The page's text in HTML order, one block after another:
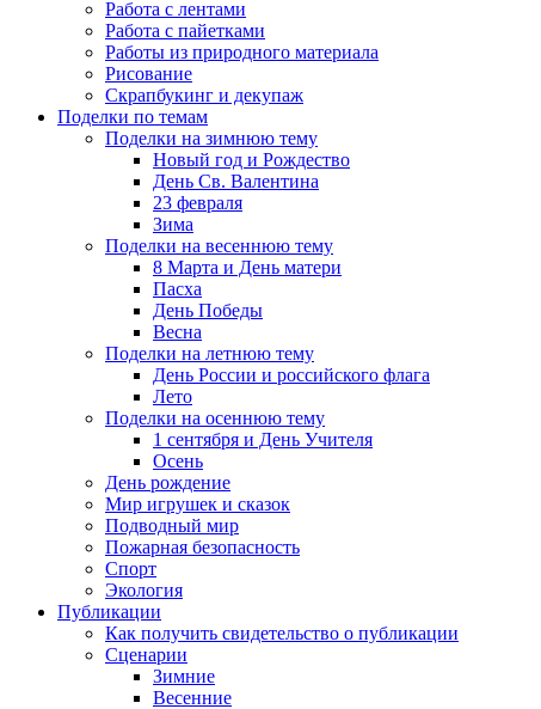
Работа с лентами
Работа с пайетками
Работы из природного материала
Рисование
Скрапбукинг и декупаж
Поделки по темам
Поделки на зимнюю тему
Новый год и Рождество
День Св. Валентина
23 февраля
Зима
Поделки на весеннюю тему
8 Марта и День матери
Пасха
День Победы
Весна
Поделки на летнюю тему
День России и российского флага
Лето
Поделки на осеннюю тему
1 сентября и День Учителя
Осень
День рождение
Мир игрушек и сказок
Подводный мир
Пожарная безопасность
Спорт
Экология
Публикации
Как получить свидетельство о публикации
Сценарии
Зимние
Весенние